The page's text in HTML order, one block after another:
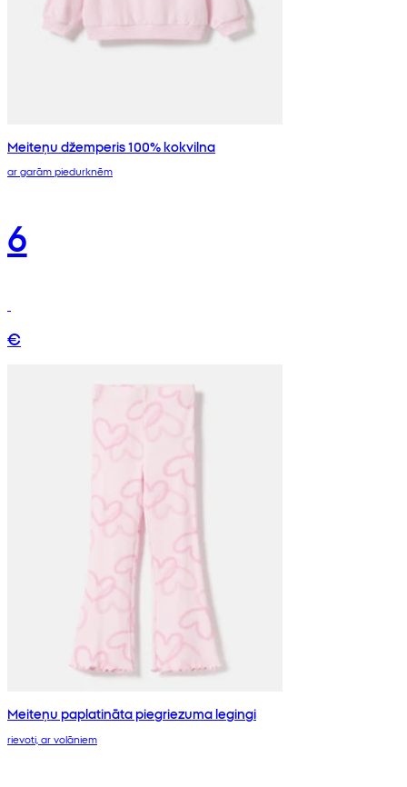
Meiteņu džemperis 100% kokvilna
ar garām piedurknēm
6
€
Meiteņu paplatināta piegriezuma legingi
rievoti, ar volāniem